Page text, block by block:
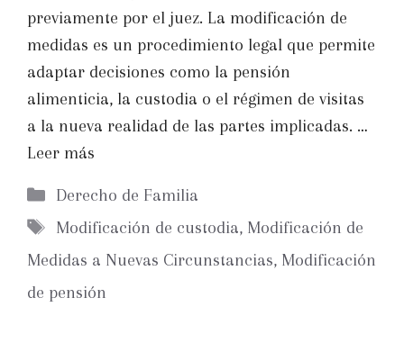
previamente por el juez. La modificación de
medidas es un procedimiento legal que permite
adaptar decisiones como la pensión
alimenticia, la custodia o el régimen de visitas
a la nueva realidad de las partes implicadas. …
Leer más
Categorías
Derecho de Familia
Etiquetas
Modificación de custodia, Modificación de
Medidas a Nuevas Circunstancias, Modificación
de pensión